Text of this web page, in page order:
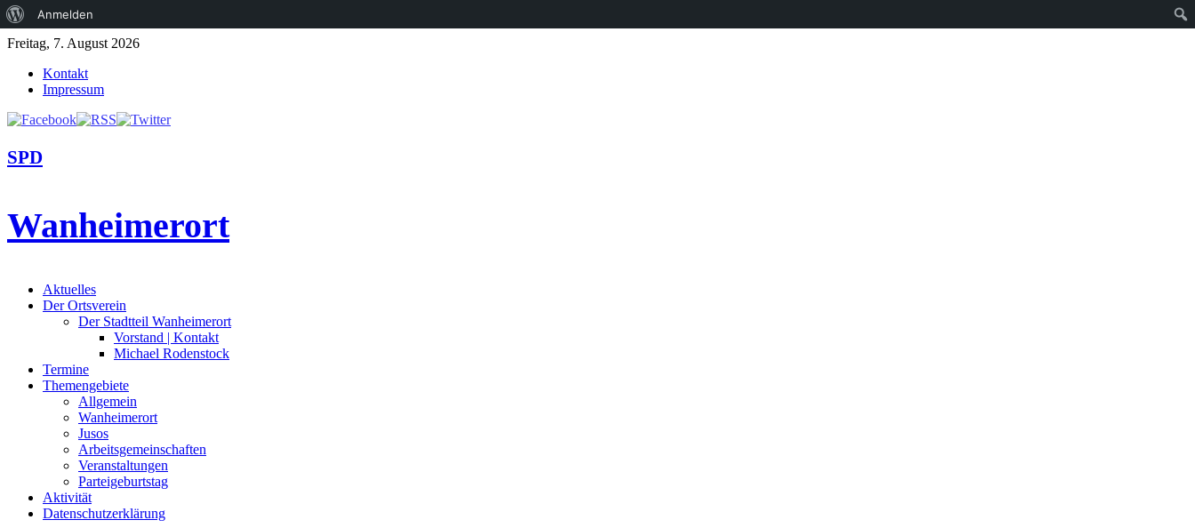
Freitag, 7. August 2026
Kontakt
Impressum
SPD
Wanheimerort
Aktuelles
Der Ortsverein
Der Stadtteil Wanheimerort
Vorstand | Kontakt
Michael Rodenstock
Termine
Themengebiete
Allgemein
Wanheimerort
Jusos
Arbeitsgemeinschaften
Veranstaltungen
Parteigeburtstag
Aktivität
Datenschutzerklärung
Über
WordPress
Anmelden